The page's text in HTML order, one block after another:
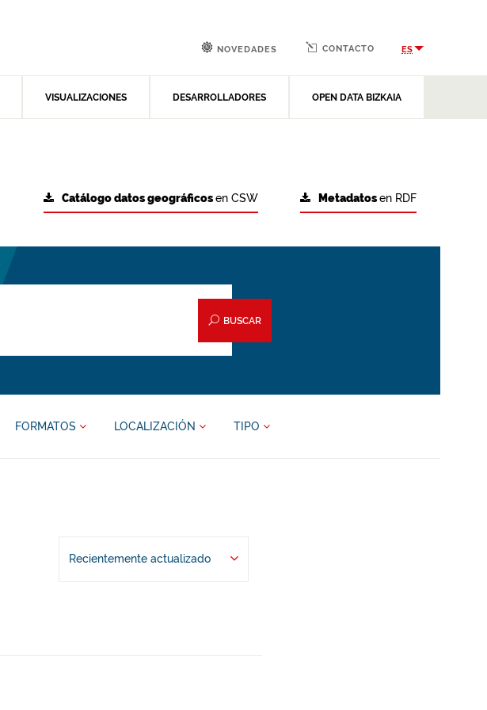
VISUALIZACIONES DESARROLLADORES OPEN DATA BIZKAIA
NOVEDADES CONTACTO ES
Metadatosen RDF
Catálogo datos geográficosen CSW
BUSCAR
FORMATOS LOCALIZACIÓN TIPO
Recientemente actualizado